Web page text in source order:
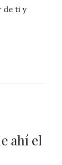
de ti y
ahí el